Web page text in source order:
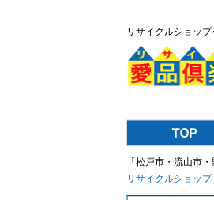
リサイクルショッ
「松戸市・流山市
リサイクルショッ